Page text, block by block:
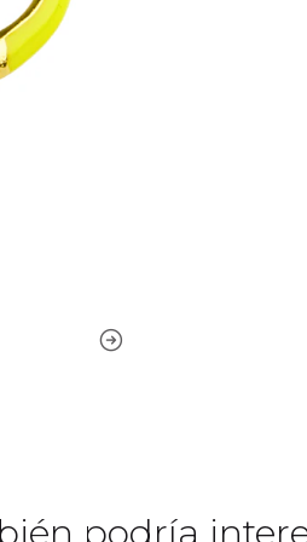
podría